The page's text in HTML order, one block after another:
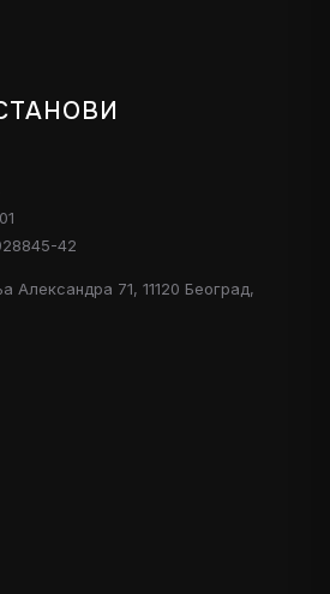
42
Александра 71, 11120 Београд,